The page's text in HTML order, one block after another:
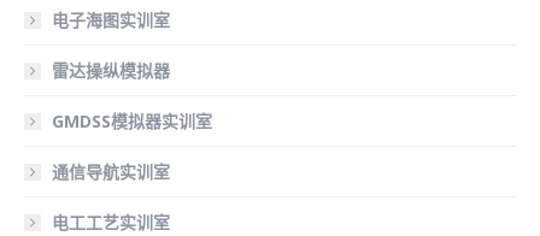
电子海图实训室
雷达操纵模拟器
GMDSS模拟器实训室
通信导航实训室
电工工艺实训室